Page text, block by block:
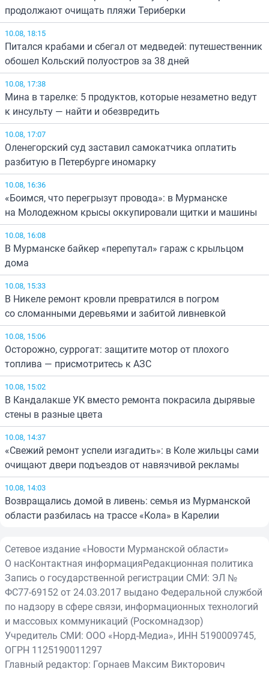
продолжают очищать пляжи Териберки
10.08, 18:15
Питался крабами и сбегал от медведей: путешественник
обошел Кольский полуостров за 38 дней
10.08, 17:38
Мина в тарелке: 5 продуктов, которые незаметно ведут
к инсульту — найти и обезвредить
10.08, 17:07
Оленегорский суд заставил самокатчика оплатить
разбитую в Петербурге иномарку
10.08, 16:36
«Боимся, что перегрызут провода»: в Мурманске
на Молодежном крысы оккупировали щитки и машины
10.08, 16:08
В Мурманске байкер «перепутал» гараж с крыльцом
дома
10.08, 15:33
В Никеле ремонт кровли превратился в погром
со сломанными деревьями и забитой ливневкой
10.08, 15:06
Осторожно, суррогат: защитите мотор от плохого
топлива — присмотритесь к АЗС
10.08, 15:02
В Кандалакше УК вместо ремонта покрасила дырявые
стены в разные цвета
10.08, 14:37
«Свежий ремонт успели изгадить»: в Коле жильцы сами
очищают двери подъездов от навязчивой рекламы
10.08, 14:03
Возвращались домой в ливень: семья из Мурманской
области разбилась на трассе «Кола» в Карелии
Сетевое издание «Новости Мурманской области»
О насКонтактная информацияРедакционная политика
Запись о государственной регистрации СМИ: ЭЛ №
ФС77-69152 от 24.03.2017 выдано Федеральной службой
по надзору в сфере связи, информационных технологий
и массовых коммуникаций (Роскомнадзор)
Учредитель СМИ: ООО «Норд-Медиа», ИНН 5190009745,
ОГРН 1125190011297
Главный редактор: Горнаев Максим Викторович